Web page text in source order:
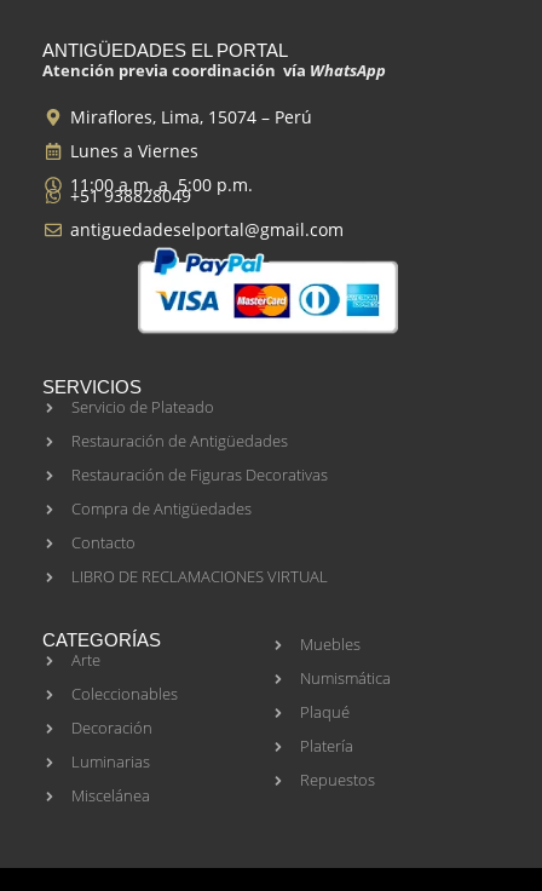
ANTIGÜEDADES EL PORTAL
Atención previa coordinación vía WhatsApp
Miraflores, Lima, 15074 – Perú
Lunes a Viernes
11:00 a.m. a 5:00 p.m.
+51 938828049
antiguedadeselportal@gmail.com
SERVICIOS
Servicio de Plateado
Restauración de Antigüedades
Restauración de Figuras Decorativas
Compra de Antigüedades
Contacto
LIBRO DE RECLAMACIONES VIRTUAL
CATEGORÍAS
Arte
Coleccionables
Decoración
Luminarias
Miscelánea
Muebles
Numismática
Plaqué
Platería
Repuestos